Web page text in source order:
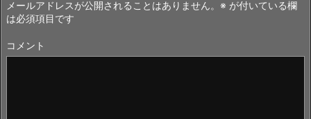
メールアドレスが公開されることはありません。 ※ が付いている欄
は必須項目です
コメント